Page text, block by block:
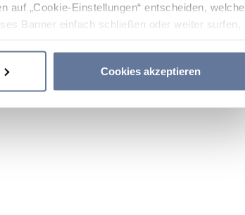
auf „Cookie-Einstellungen“ entscheiden, welche
Banner einfach schließen oder weiter surfen,
Cookies akzeptieren